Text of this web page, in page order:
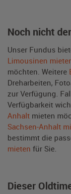
Noch nicht
Unser Fundus
Limousinen
möchten. Weitere
Dreharbeiten,
zur Verfügung.
Verfügbarkeit
Anhalt mieten
Sachsen-Anhalt
bestimmt die
mieten für Sie.
Dieser